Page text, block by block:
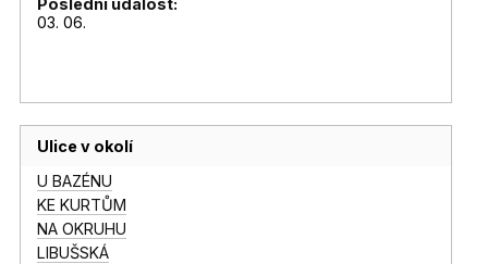
Poslední událost:
03. 06.
Ulice v okolí
U BAZÉNU
KE KURTŮM
NA OKRUHU
LIBUŠSKÁ